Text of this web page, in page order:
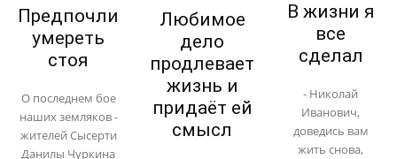
Предпочли
умереть
стоя
О последнем бое
наших земляков -
жителей Сысерти
Данилы Чуркина
Любимое
дело
продлевает
жизнь и
придаёт ей
смысл
В жизни я
все
сделал
- Николай
Иванович,
доведись вам
жить снова,